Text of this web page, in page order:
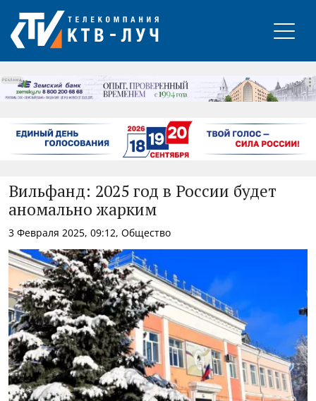
РЕКЛАМА
Вильфанд: 2025 год в России будет
аномально жарким
3 Февраля 2025, 09:12, Общество